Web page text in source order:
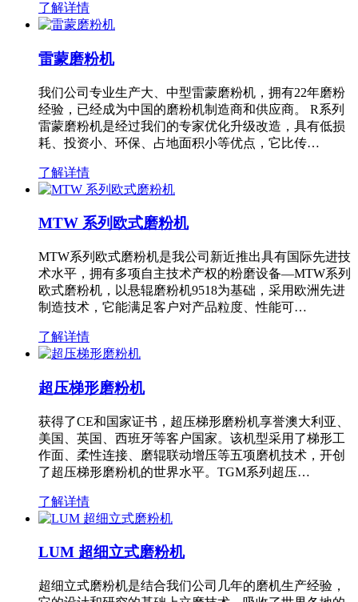
了解详情
雷蒙磨粉机
我们公司专业生产大、中型雷蒙磨粉机，拥有22年磨粉
经验，已经成为中国的磨粉机制造商和供应商。 R系列
雷蒙磨粉机是经过我们的专家优化升级改造，具有低损
耗、投资小、环保、占地面积小等优点，它比传…
了解详情
MTW 系列欧式磨粉机
MTW系列欧式磨粉机是我公司新近推出具有国际先进技
术水平，拥有多项自主技术产权的粉磨设备—MTW系列
欧式磨粉机，以悬辊磨粉机9518为基础，采用欧洲先进
制造技术，它能满足客户对产品粒度、性能可…
了解详情
超压梯形磨粉机
获得了CE和国家证书，超压梯形磨粉机享誉澳大利亚、
美国、英国、西班牙等客户国家。该机型采用了梯形工
作面、柔性连接、磨辊联动增压等五项磨机技术，开创
了超压梯形磨粉机的世界水平。TGM系列超压…
了解详情
LUM 超细立式磨粉机
超细立式磨粉机是结合我们公司几年的磨机生产经验，